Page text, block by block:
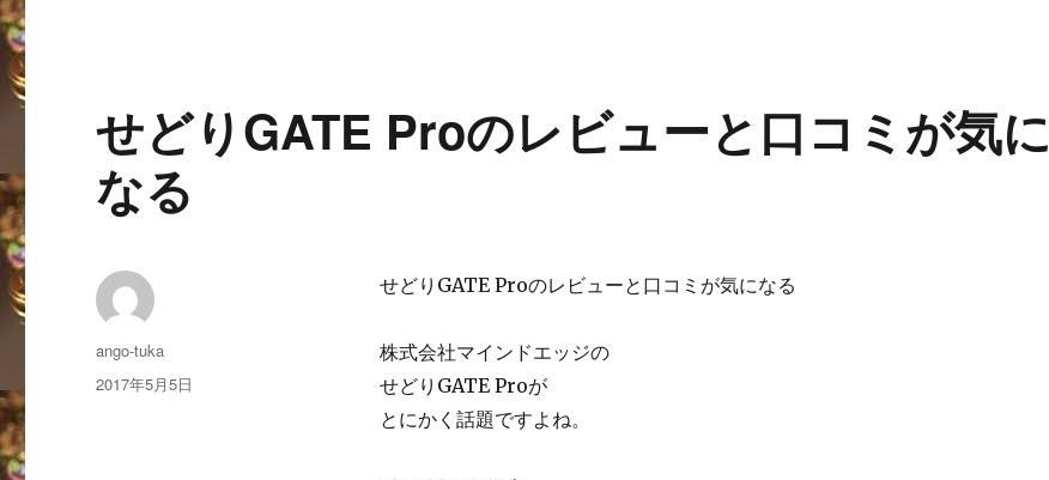
せどりGATE Proのレビューと口コミが気に
なる
せどりGATE Proのレビューと口コミが気になる
株式会社マインドエッジの
せどりGATE Proが
とにかく話題ですよね。
投
稿
ango-tuka
投
2017年5月5日